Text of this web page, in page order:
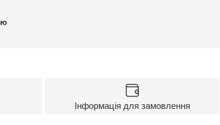
Інформація для замовлення